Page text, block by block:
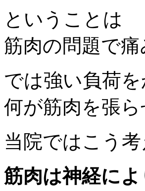
ということは
筋肉の問題で
では強い負荷
何が筋肉を張
当院ではこう
筋肉は神経に